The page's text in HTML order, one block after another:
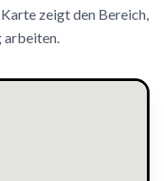
zeigt den Bereich,
arbeiten.